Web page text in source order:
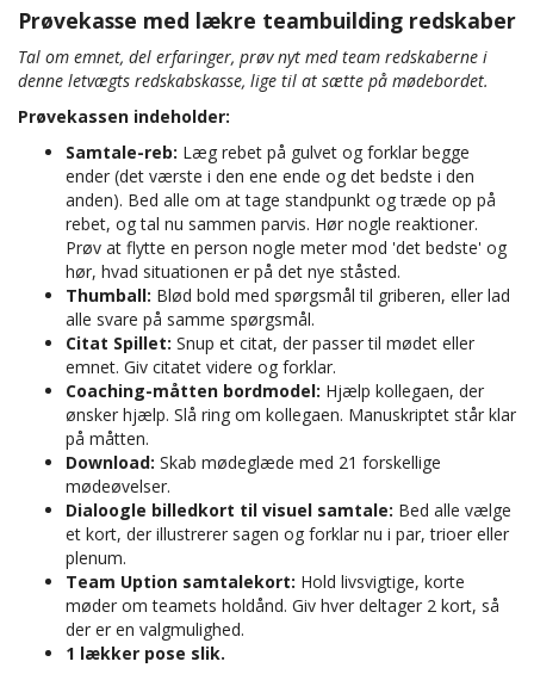
Prøvekasse med lækre teambuilding redskaber
Tal om emnet, del erfaringer, prøv nyt med team redskaberne i
denne letvægts redskabskasse, lige til at sætte på mødebordet.
Prøvekassen indeholder:
Samtale-reb: Læg rebet på gulvet og forklar begge
ender (det værste i den ene ende og det bedste i den
anden). Bed alle om at tage standpunkt og træde op på
rebet, og tal nu sammen parvis. Hør nogle reaktioner.
Prøv at flytte en person nogle meter mod 'det bedste' og
hør, hvad situationen er på det nye ståsted.
Thumball: Blød bold med spørgsmål til griberen, eller lad
alle svare på samme spørgsmål.
Citat Spillet: Snup et citat, der passer til mødet eller
emnet. Giv citatet videre og forklar.
Coaching-måtten bordmodel: Hjælp kollegaen, der
ønsker hjælp. Slå ring om kollegaen. Manuskriptet står klar
på måtten.
Download: Skab mødeglæde med 21 forskellige
mødeøvelser.
Dialoogle billedkort til visuel samtale: Bed alle vælge
et kort, der illustrerer sagen og forklar nu i par, trioer eller
plenum.
Team Uption samtalekort: Hold livsvigtige, korte
møder om teamets holdånd. Giv hver deltager 2 kort, så
der er en valgmulighed.
1 lækker pose slik.